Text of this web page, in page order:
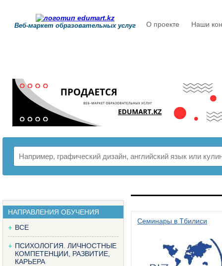
Веб-маркет образовательных услуг О проекте Наши
НАПРАВЛЕНИЯ ОБУЧЕНИЯ
ВСЕ
ПСИХОЛОГИЯ. ЛИЧНОСТНЫЕ
КОМПЕТЕНЦИИ, РАЗВИТИЕ,
КАРЬЕРА
Семинары в Тбилиси